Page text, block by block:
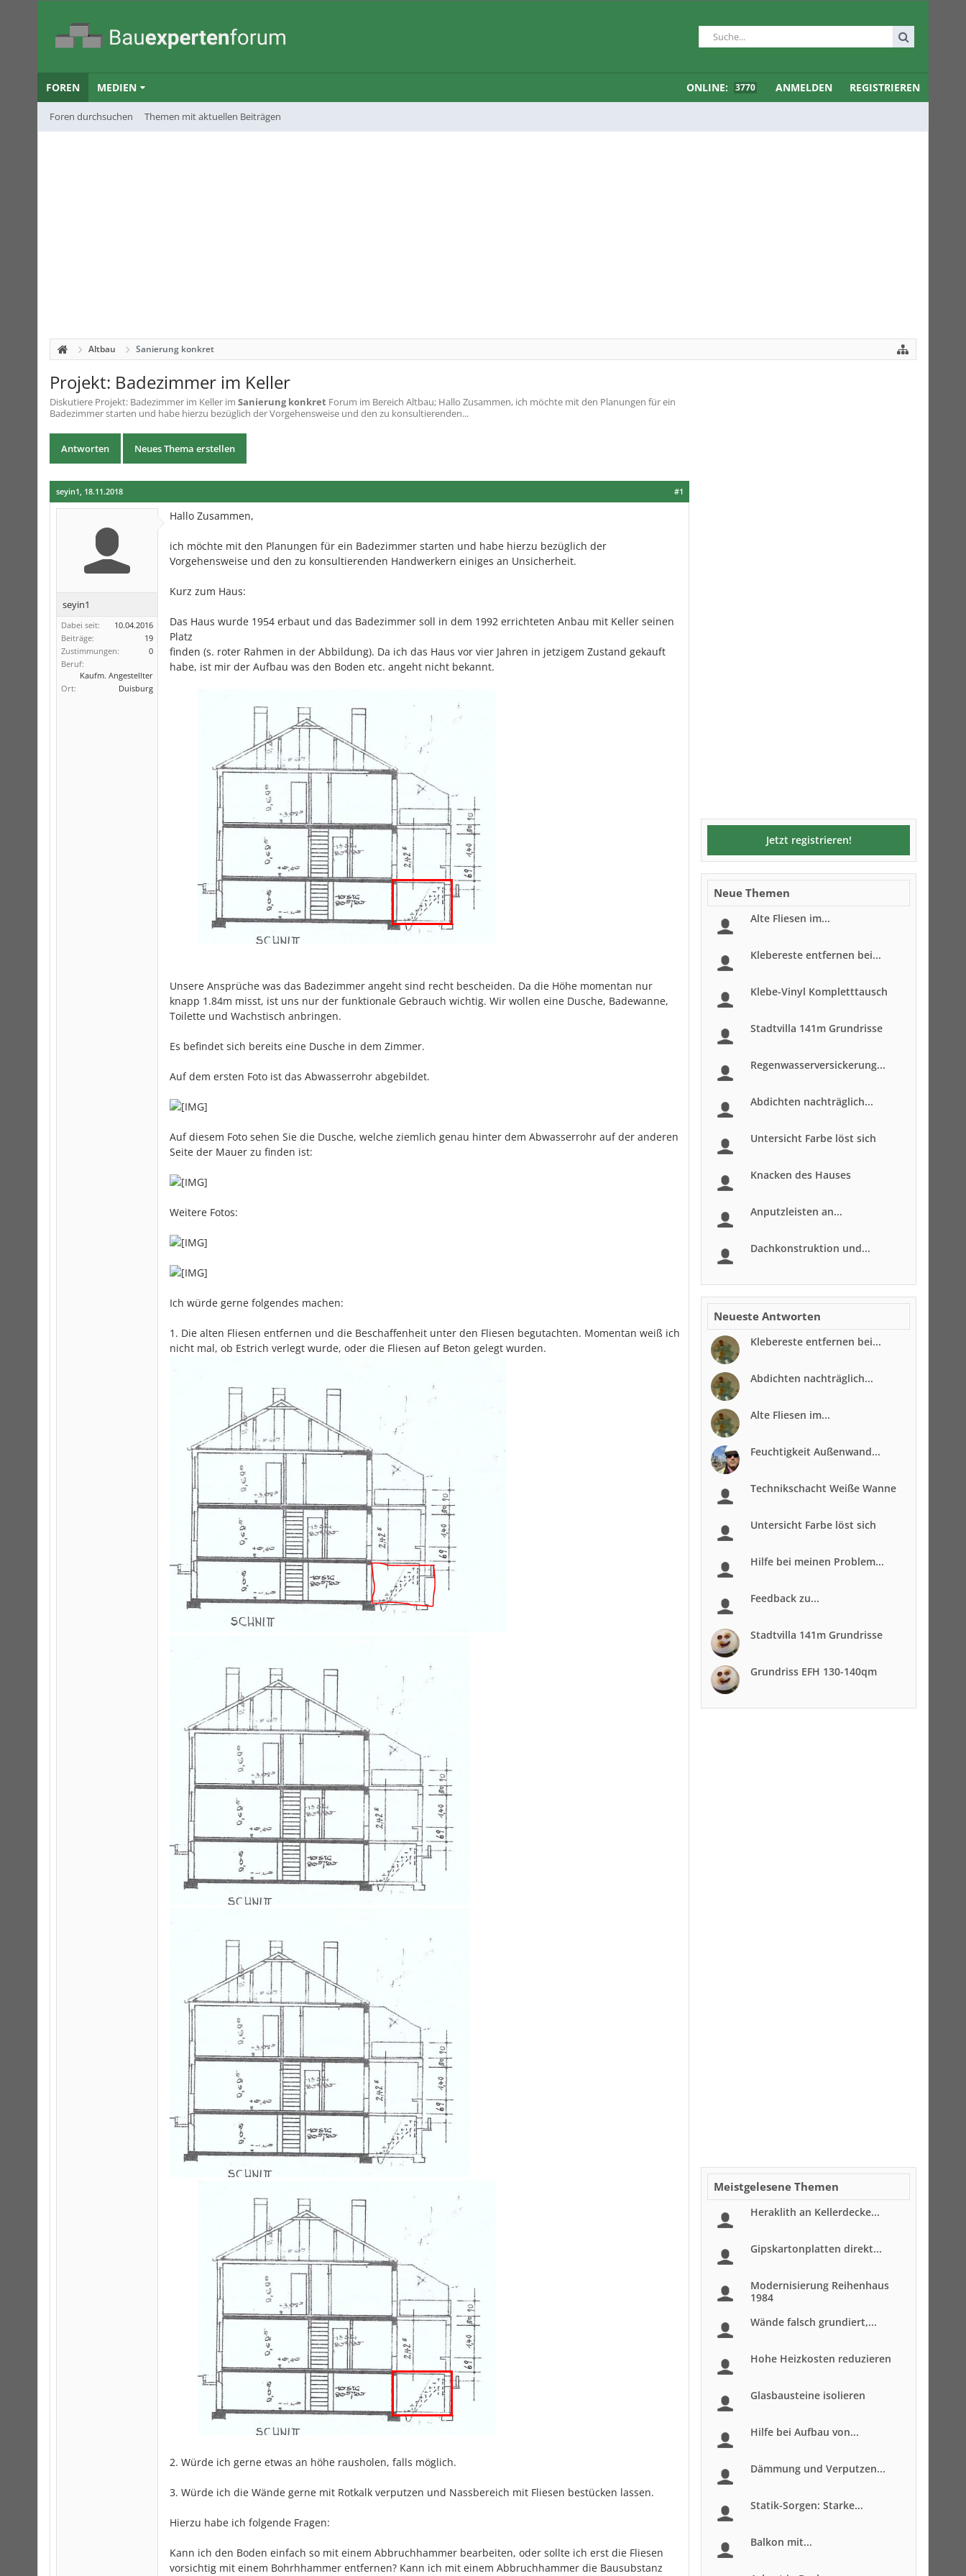
FOREN
Foren durchsuchen Themen mit aktuellen Beiträgen
MEDIEN ONLINE: 3770 ANMELDEN REGISTRIEREN
Altbau Sanierung konkret
Projekt: Badezimmer im Keller
Diskutiere Projekt: Badezimmer im Keller im Sanierung konkret Forum im Bereich Altbau; Hallo Zusammen, ich möchte mit den Planungen für ein
Badezimmer starten und habe hierzu bezüglich der Vorgehensweise und den zu konsultierenden...
Antworten Neues Thema erstellen
#1
seyin1, 18.11.2018
seyin1
Dabei seit:
10.04.2016
Beiträge:
19
Zustimmungen:
0
Beruf:
Kaufm. Angestellter
Ort:
Duisburg
Hallo Zusammen,
ich möchte mit den Planungen für ein Badezimmer starten und habe hierzu bezüglich der
Vorgehensweise und den zu konsultierenden Handwerkern einiges an Unsicherheit.
Kurz zum Haus:
Das Haus wurde 1954 erbaut und das Badezimmer soll in dem 1992 errichteten Anbau mit Keller seinen
Platz
finden (s. roter Rahmen in der Abbildung). Da ich das Haus vor vier Jahren in jetzigem Zustand gekauft
habe, ist mir der Aufbau was den Boden etc. angeht nicht bekannt.
Unsere Ansprüche was das Badezimmer angeht sind recht bescheiden. Da die Höhe momentan nur
knapp 1.84m misst, ist uns nur der funktionale Gebrauch wichtig. Wir wollen eine Dusche, Badewanne,
Toilette und Wachstisch anbringen.
Es befindet sich bereits eine Dusche in dem Zimmer.
Auf dem ersten Foto ist das Abwasserrohr abgebildet.
Auf diesem Foto sehen Sie die Dusche, welche ziemlich genau hinter dem Abwasserrohr auf der anderen
Seite der Mauer zu finden ist:
Weitere Fotos:
Ich würde gerne folgendes machen:
1. Die alten Fliesen entfernen und die Beschaffenheit unter den Fliesen begutachten. Momentan weiß ich
nicht mal, ob Estrich verlegt wurde, oder die Fliesen auf Beton gelegt wurden.
2. Würde ich gerne etwas an höhe rausholen, falls möglich.
3. Würde ich die Wände gerne mit Rotkalk verputzen und Nassbereich mit Fliesen bestücken lassen.
Hierzu habe ich folgende Fragen:
Kann ich den Boden einfach so mit einem Abbruchhammer bearbeiten, oder sollte ich erst die Fliesen
vorsichtig mit einem Bohrhhammer entfernen? Kann ich mit einem Abbruchhammer die Bausubstanz
Jetzt registrieren!
Neue Themen
Alte Fliesen im...
Klebereste entfernen bei...
Klebe-Vinyl Kompletttausch
Stadtvilla 141m Grundrisse
Regenwasserversickerung...
Abdichten nachträglich...
Untersicht Farbe löst sich
Knacken des Hauses
Anputzleisten an...
Dachkonstruktion und...
Neueste Antworten
Klebereste entfernen bei...
Abdichten nachträglich...
Alte Fliesen im...
Feuchtigkeit Außenwand...
Technikschacht Weiße Wanne
Untersicht Farbe löst sich
Hilfe bei meinen Problem...
Feedback zu...
Stadtvilla 141m Grundrisse
Grundriss EFH 130-140qm
Meistgelesene Themen
Heraklith an Kellerdecke...
Gipskartonplatten direkt...
Modernisierung Reihenhaus
1984
Wände falsch grundiert,...
Hohe Heizkosten reduzieren
Glasbausteine isolieren
Hilfe bei Aufbau von...
Dämmung und Verputzen...
Statik-Sorgen: Starke...
Balkon mit...